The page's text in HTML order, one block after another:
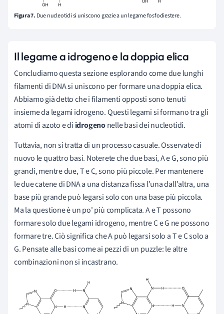
Figura 7. Due nucleotidi si uniscono grazie a un legame fosfodiestere.
Il legame a idrogeno e la doppia elica
Concludiamo questa sezione esplorando come due lunghi
filamenti di DNA si uniscono per formare una doppia elica.
Abbiamo già detto che i filamenti opposti sono tenuti
insieme da legami idrogeno. Questi legami si formano tra gli
atomi di azoto e di idrogenonelle basi dei nucleotidi.
Tuttavia, non si tratta di un processo casuale. Osservate di
nuovo le quattro basi. Noterete che due basi, A e G, sono più
grandi, mentre due, T e C, sono più piccole. Per mantenere
le due catene di DNA a una distanza fissa l'una dall'altra, una
base più grande può legarsi solo con una base più piccola.
Ma la questione è un po' più complicata. A e T possono
formare solo due legami idrogeno, mentre C e G ne possono
formare tre. Ciò significa che A può legarsi solo a T e C solo a
G. Pensate alle basi come ai pezzi di un puzzle: le altre
combinazioni non si incastrano.